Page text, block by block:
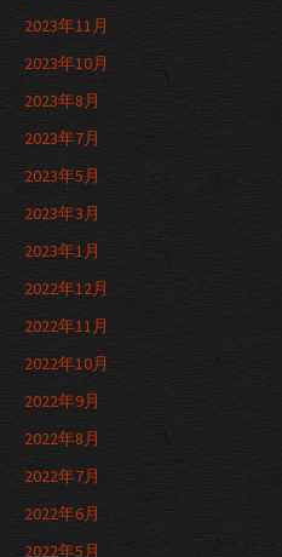
2023年11月
2023年10月
2023年8月
2023年7月
2023年5月
2023年3月
2023年1月
2022年12月
2022年11月
2022年10月
2022年9月
2022年8月
2022年7月
2022年6月
2022年5月